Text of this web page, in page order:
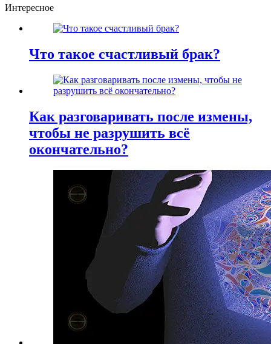
Интересное
Что такое счастливый брак?
Как разговаривать после измены,
чтобы не разрушить всё
окончательно?